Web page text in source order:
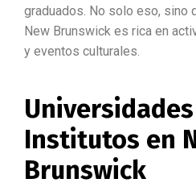
graduados. No solo eso, sino
New Brunswick es rica en
y eventos culturales.
Institutos en
Brunswick